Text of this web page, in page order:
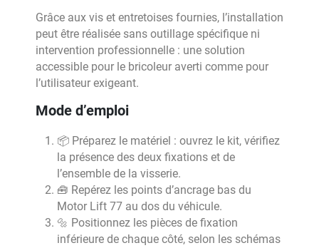
Grâce aux vis et entretoises fournies, l’installation
peut être réalisée sans outillage spécifique ni
intervention professionnelle : une solution
accessible pour le bricoleur averti comme pour
l’utilisateur exigeant.
Mode d’emploi
📦 Préparez le matériel : ouvrez le kit, vérifiez
la présence des deux fixations et de
l’ensemble de la visserie.
🧰 Repérez les points d’ancrage bas du
Motor Lift 77 au dos du véhicule.
🔩 Positionnez les pièces de fixation
inférieure de chaque côté, selon les schémas